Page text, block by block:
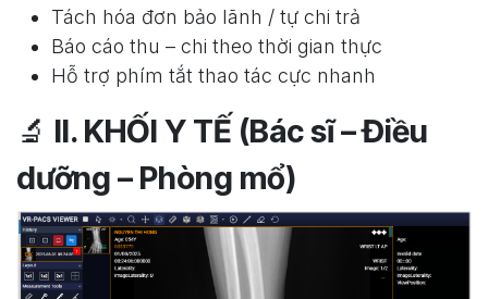
Tách hóa đơn bảo lãnh / tự chi trả
Báo cáo thu – chi theo thời gian thực
Hỗ trợ phím tắt thao tác cực nhanh
🔬 II. KHỐI Y TẾ (Bác sĩ – Điều
dưỡng – Phòng mổ)